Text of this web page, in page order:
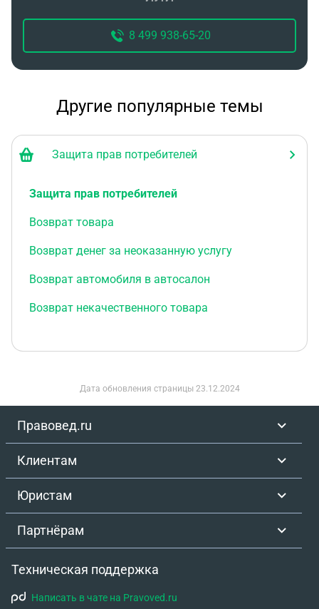
8 499 938-65-20
Другие популярные темы
Защита прав потребителей
Защита прав потребителей
Возврат товара
Возврат денег за неоказанную услугу
Возврат автомобиля в автосалон
Возврат некачественного товара
Дата обновления страницы 23.12.2024
Правовед.ru
Клиентам
Юристам
Партнёрам
Техническая поддержка
Написать в чате на Pravoved.ru